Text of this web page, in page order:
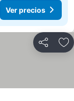
Ver precios
Compartir